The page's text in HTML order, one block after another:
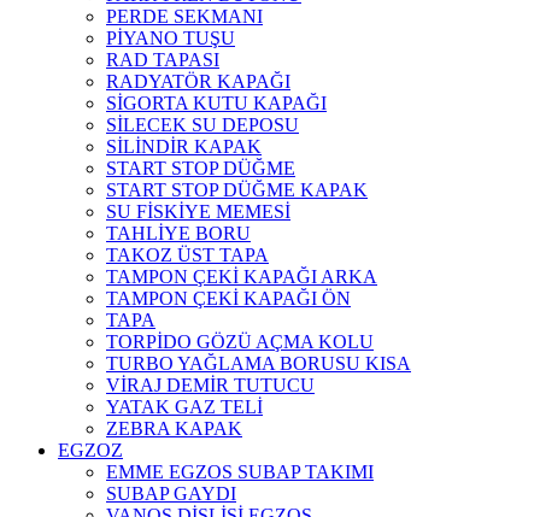
PERDE SEKMANI
PİYANO TUŞU
RAD TAPASI
RADYATÖR KAPAĞI
SİGORTA KUTU KAPAĞI
SİLECEK SU DEPOSU
SİLİNDİR KAPAK
START STOP DÜĞME
START STOP DÜĞME KAPAK
SU FİSKİYE MEMESİ
TAHLİYE BORU
TAKOZ ÜST TAPA
TAMPON ÇEKİ KAPAĞI ARKA
TAMPON ÇEKİ KAPAĞI ÖN
TAPA
TORPİDO GÖZÜ AÇMA KOLU
TURBO YAĞLAMA BORUSU KISA
VİRAJ DEMİR TUTUCU
YATAK GAZ TELİ
ZEBRA KAPAK
EGZOZ
EMME EGZOS SUBAP TAKIMI
SUBAP GAYDI